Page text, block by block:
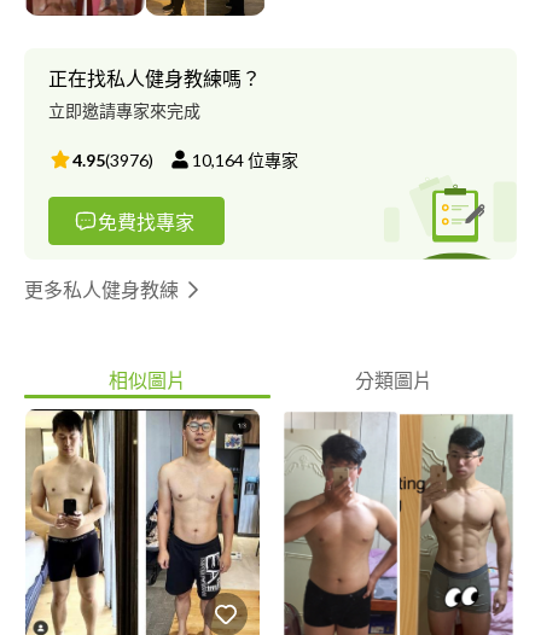
正在找私人健身教練嗎？
立即邀請專家來完成
4.95(3976) 10,164位專家
免費找專家
更多私人健身教練
相似圖片 分類圖片